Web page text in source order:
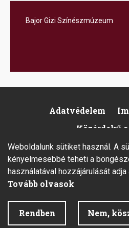
Bajor Gizi Színészmúzeum
Footer
Adatvédelem
Közérdekű
Fejlesztette az Integral Vision Kft.
Weboldalunk sütiket használ. A
kényelmesebbé teheti a
használatával hozzájárulását
Tovább olvasok
Rendben Nem,